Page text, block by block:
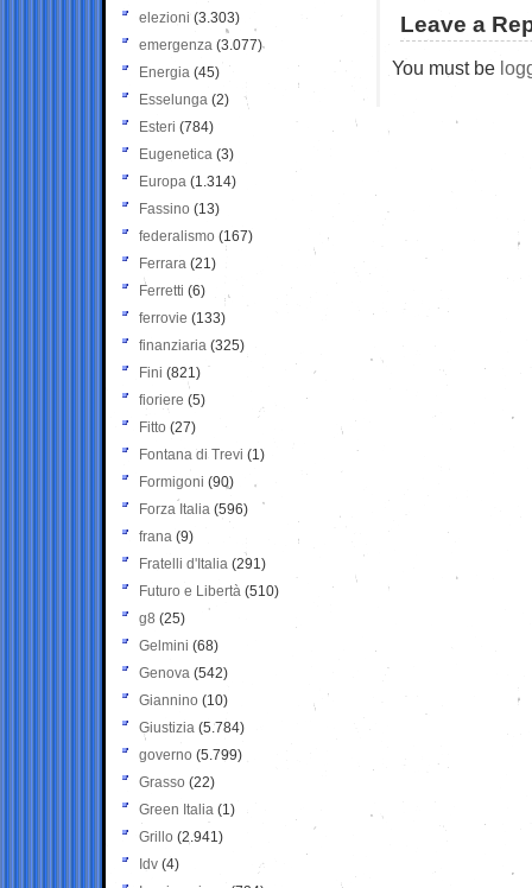
Leave a
You must be
elezioni (3.303)
emergenza (3.077)
Energia (45)
Esselunga (2)
Esteri (784)
Eugenetica (3)
Europa (1.314)
Fassino (13)
federalismo (167)
Ferrara (21)
Ferretti (6)
ferrovie (133)
finanziaria (325)
Fini (821)
fioriere (5)
Fitto (27)
Fontana di Trevi (1)
Formigoni (90)
Forza Italia (596)
frana (9)
Fratelli d'Italia (291)
Futuro e Libertà (510)
g8 (25)
Gelmini (68)
Genova (542)
Giannino (10)
Giustizia (5.784)
governo (5.799)
Grasso (22)
Green Italia (1)
Grillo (2.941)
Idv (4)